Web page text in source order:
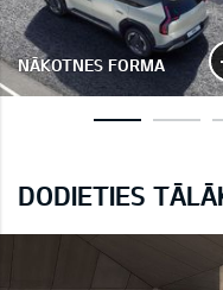
NĀKOTNES FORMA
DODIETIES